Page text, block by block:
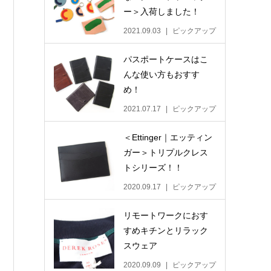
ー＞入荷しました！
2021.09.03 ピックアップ
パスポートケースはこ
んな使い方もおすす
め！
2021.07.17 ピックアップ
＜Ettinger｜エッティン
ガー＞トリプルクレス
トシリーズ！！
2020.09.17 ピックアップ
リモートワークにおす
すめキチンとリラック
スウェア
2020.09.09 ピックアップ